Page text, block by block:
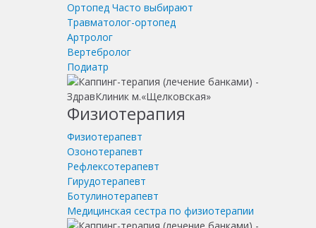
Ортопед Часто выбирают
Травматолог-ортопед
Артролог
Вертебролог
Подиатр
Физиотерапия
Физиотерапевт
Озонотерапевт
Рефлексотерапевт
Гирудотерапевт
Ботулинотерапевт
Медицинская сестра по физиотерапии